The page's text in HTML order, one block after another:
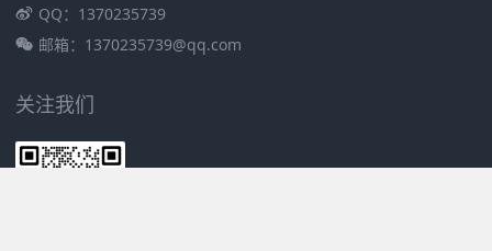
QQ：1370235739
邮箱：1370235739@qq.com
关注我们